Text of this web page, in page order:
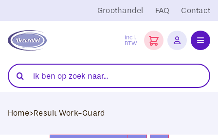
naar
inhoud
Groothandel FAQ Contact
Incl.
BTW
Folies
Transferpersen
Zoeken
naar:
Home>Result Work-Guard